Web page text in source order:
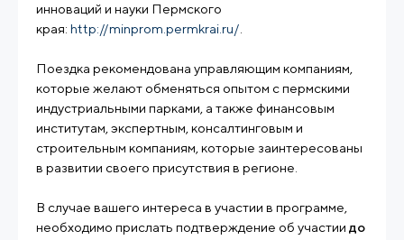
инноваций и науки Пермского
края: http://minprom.permkrai.ru/
Поездка рекомендована управляющим компаниям,
которые желают обменяться опытом с пермскими
индустриальными парками, а также финансовым
институтам, экспертным, консалтинговым и
строительным компаниям, которые заинтересованы
в развитии своего присутствия в регионе.
В случае вашего интереса в участии в программе,
необходимо прислать подтверждение об участии до